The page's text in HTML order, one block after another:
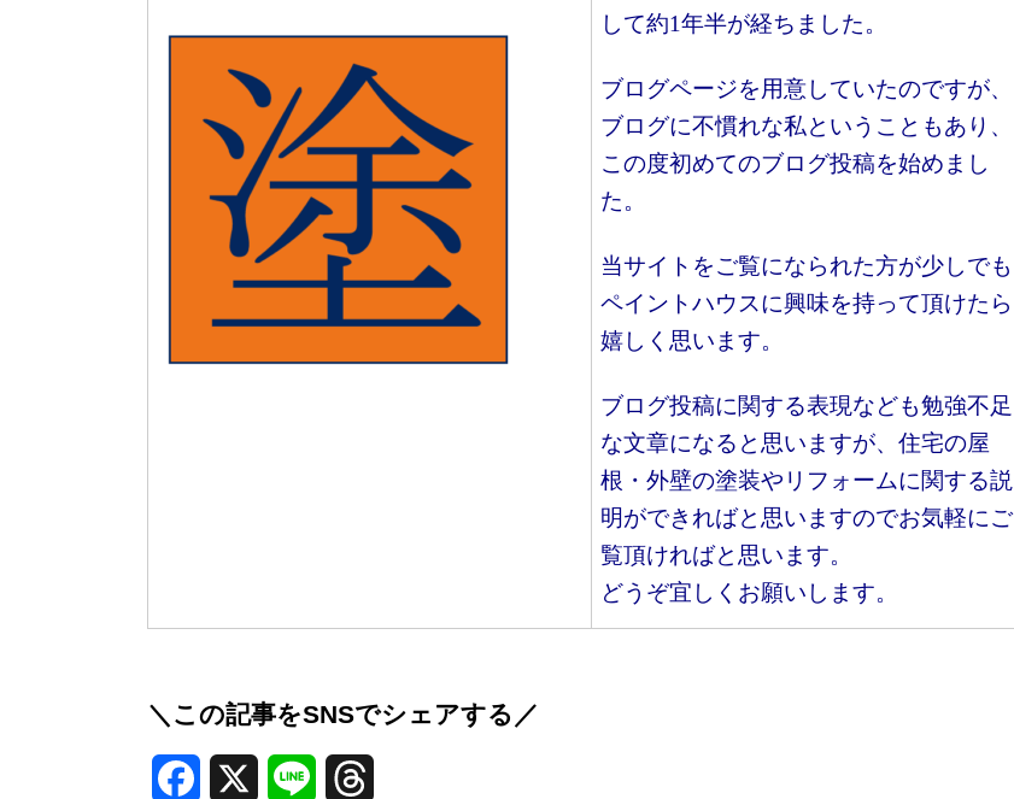
して約1年半が経ちました。
ブログページを用意していたのですが、
ブログに不慣れな私ということもあり、
この度初めてのブログ投稿を始めまし
た。
当サイトをご覧になられた方が少しでも
ペイントハウスに興味を持って頂けたら
嬉しく思います。
ブログ投稿に関する表現なども勉強不足
な文章になると思いますが、住宅の屋
根・外壁の塗装やリフォームに関する説
明ができればと思いますのでお気軽にご
覧頂ければと思います。
どうぞ宜しくお願いします。
＼この記事をSNSでシェアする／
Facebook Line